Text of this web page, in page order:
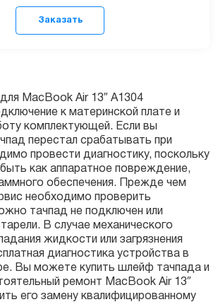
Заказать
MacBook Air 13″ A1304
к материнской плате и
комплектующей. Если вы
перестал срабатывать при
провести диагностику, поскольку
как аппаратное повреждение,
обеспечения. Прежде чем
необходимо проверить
тачпад не подключен или
В случае механического
жидкости или загрязнения
диагностика устройства в
Вы можете купить шлейф тачпада и
ремонт MacBook Air 13″
его замену квалифицированному